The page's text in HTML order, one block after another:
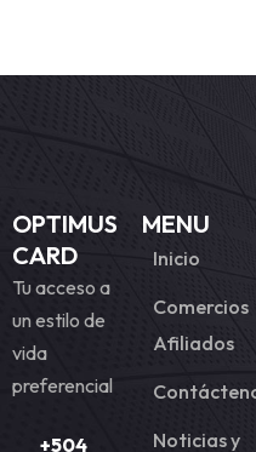
OPTIMUS
CARD
Tu acceso a
un estilo de
vida
preferencial
+504
MENU
Inicio
Comercios
Afiliados
Noticias y